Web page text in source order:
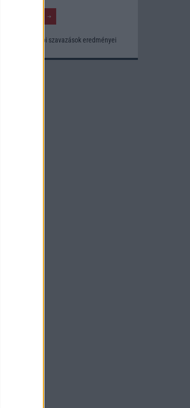
Korábbi szavazások eredményei